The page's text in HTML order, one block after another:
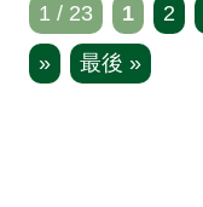
1 / 23 1 2
» 最後 »